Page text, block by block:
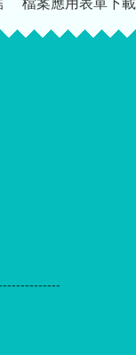
檔案應用表單下載